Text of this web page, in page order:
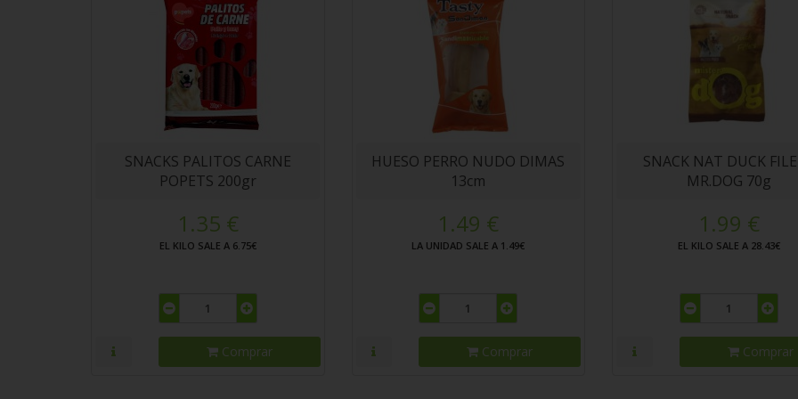
SNACKS PALITOS CARNE
POPETS 200gr
1.35 €
EL KILO SALE A 6.75€
Comprar
HUESO PERRO NUDO DIMAS
13cm
1.49 €
LA UNIDAD SALE A 1.49€
Comprar
SNACK NAT DUCK
MR.DOG 70g
1.99 €
EL KILO SALE A 28.43€
Comprar